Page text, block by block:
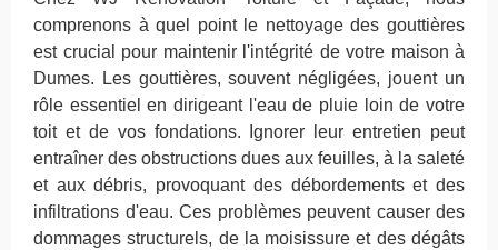
comprenons à quel point le nettoyage des gouttières
est crucial pour maintenir l'intégrité de votre maison à
Dumes. Les gouttières, souvent négligées, jouent un
rôle essentiel en dirigeant l'eau de pluie loin de votre
toit et de vos fondations. Ignorer leur entretien peut
entraîner des obstructions dues aux feuilles, à la saleté
et aux débris, provoquant des débordements et des
infiltrations d'eau. Ces problèmes peuvent causer des
dommages structurels, de la moisissure et des dégâts